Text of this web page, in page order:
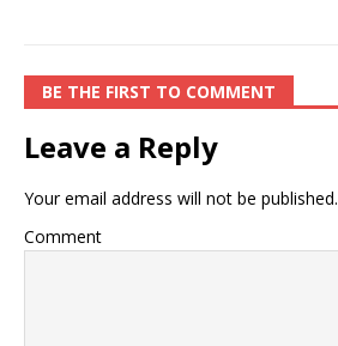
BE THE FIRST TO COMMENT
Leave a Reply
Your email address will not be published.
Comment